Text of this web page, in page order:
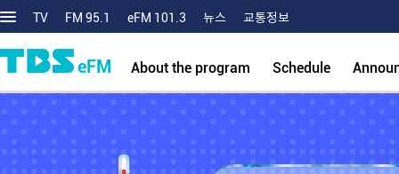
TV FM 95.1 eFM 101.3 뉴스 교통정보
eFM About the program Schedule